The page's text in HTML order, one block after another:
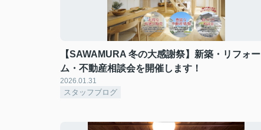
【SAWAMURA 冬の大感謝祭】新築・リフォー
ム・不動産相談会を開催します！
2026.01.31
スタッフブログ